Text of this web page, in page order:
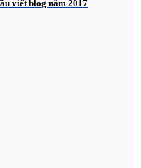
viết blog năm 2017